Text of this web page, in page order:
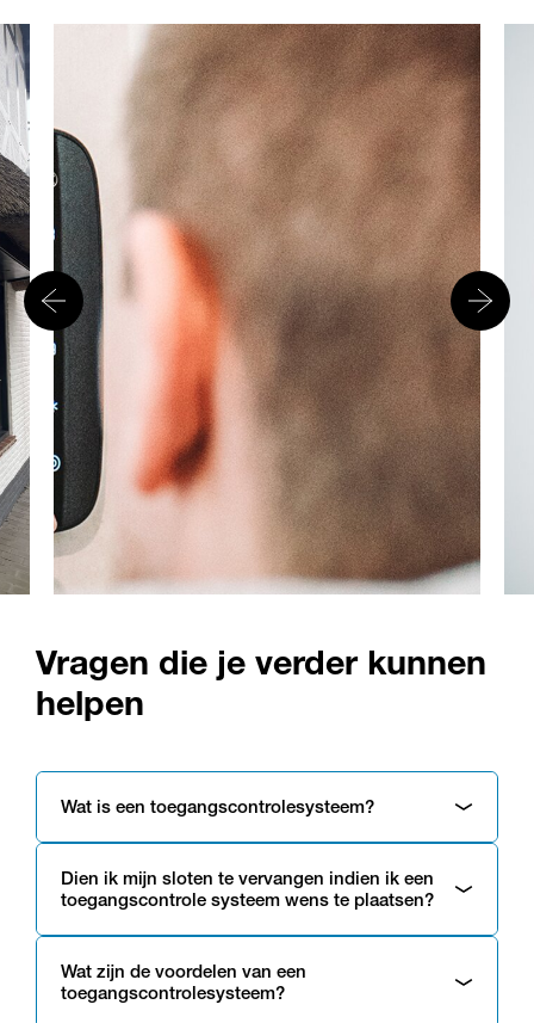
Vragen die je verder kunnen
helpen
Wat is een toegangscontrolesysteem?
Dien ik mijn sloten te vervangen indien ik een
toegangscontrole systeem wens te plaatsen?
Wat zijn de voordelen van een
toegangscontrolesysteem?